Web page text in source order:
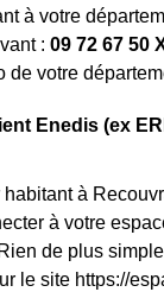
à votre
: 09 72 67 50
de votre
Enedis (ex
à
à votre
de plus
le site https://